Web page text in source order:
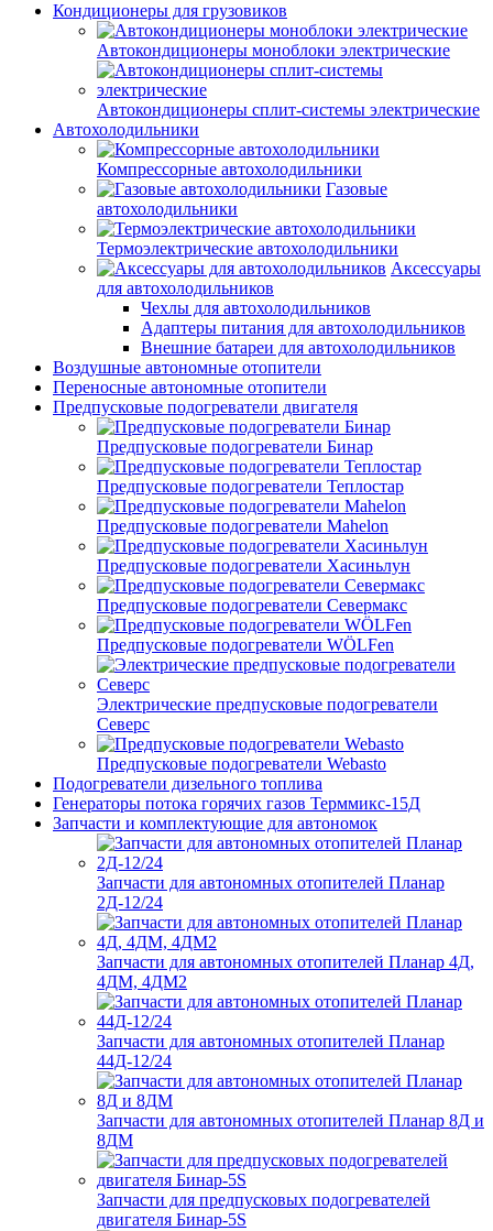
Кондиционеры для грузовиков
Автокондиционеры моноблоки электрические
Автокондиционеры сплит-системы электрические
Автохолодильники
Компрессорные автохолодильники
Газовые
автохолодильники
Термоэлектрические автохолодильники
Аксессуары
для автохолодильников
Чехлы для автохолодильников
Адаптеры питания для автохолодильников
Внешние батареи для автохолодильников
Воздушные автономные отопители
Переносные автономные отопители
Предпусковые подогреватели двигателя
Предпусковые подогреватели Бинар
Предпусковые подогреватели Теплостар
Предпусковые подогреватели Mahelon
Предпусковые подогреватели Хасиньлун
Предпусковые подогреватели Севермакс
Предпусковые подогреватели WÖLFen
Электрические предпусковые подогреватели
Северс
Предпусковые подогреватели Webasto
Подогреватели дизельного топлива
Генераторы потока горячих газов Терммикс-15Д
Запчасти и комплектующие для автономок
Запчасти для автономных отопителей Планар
2Д-12/24
Запчасти для автономных отопителей Планар 4Д,
4ДМ, 4ДМ2
Запчасти для автономных отопителей Планар
44Д-12/24
Запчасти для автономных отопителей Планар 8Д и
8ДМ
Запчасти для предпусковых подогревателей
двигателя Бинар-5S